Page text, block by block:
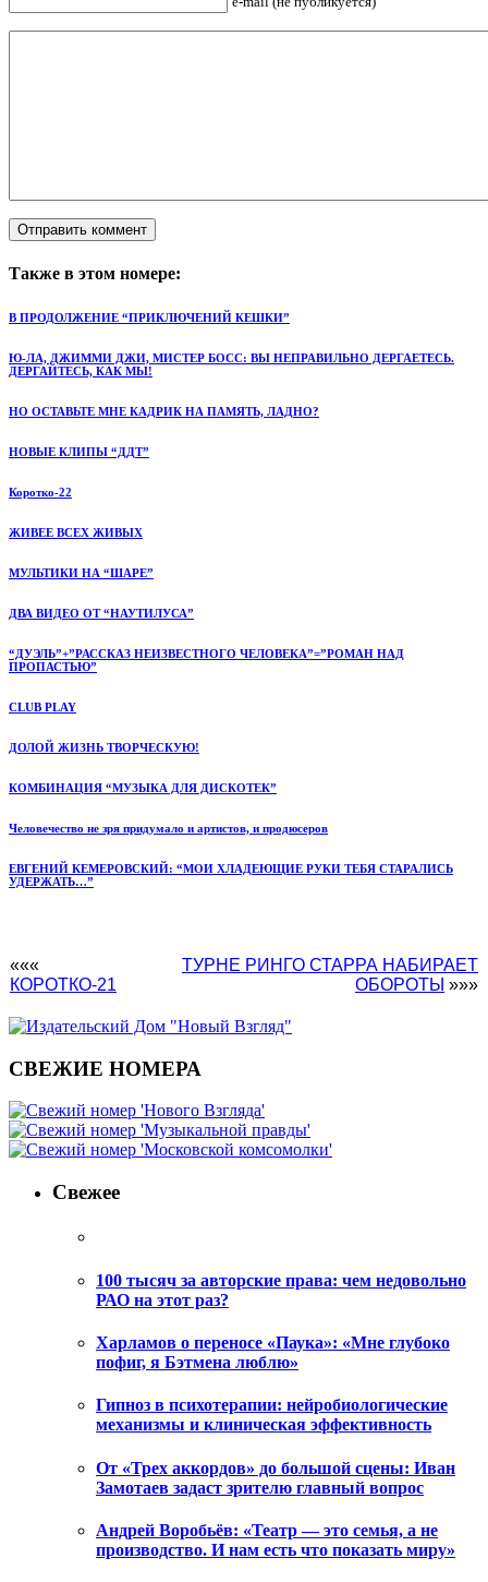
Также в этом номере:
В ПРОДОЛЖЕНИЕ “ПРИКЛЮЧЕНИЙ КЕШКИ”
Ю-ЛА, ДЖИММИ ДЖИ, МИСТЕР БОСС: ВЫ НЕПРАВИЛЬНО ДЕРГАЕТЕСЬ.
ДЕРГАЙТЕСЬ, КАК МЫ!
НО ОСТАВЬТЕ МНЕ КАДРИК НА ПАМЯТЬ, ЛАДНО?
НОВЫЕ КЛИПЫ “ДДТ”
Коротко-22
ЖИВЕЕ ВСЕХ ЖИВЫХ
МУЛЬТИКИ НА “ШАРЕ”
ДВА ВИДЕО ОТ “НАУТИЛУСА”
“ДУЭЛЬ”+”РАССКАЗ НЕИЗВЕСТНОГО ЧЕЛОВЕКА”=”РОМАН НАД
ПРОПАСТЬЮ”
CLUB PLAY
ДОЛОЙ ЖИЗНЬ ТВОРЧЕСКУЮ!
КОМБИНАЦИЯ “МУЗЫКА ДЛЯ ДИСКОТЕК”
Человечество не зря придумало и артистов, и продюсеров
ЕВГЕНИЙ КЕМЕРОВСКИЙ: “МОИ ХЛАДЕЮЩИЕ РУКИ ТЕБЯ СТАРАЛИСЬ
УДЕРЖАТЬ…”
«««
КОРОТКО-21
ТУРНЕ РИНГО СТАРРА НАБИРАЕТ
ОБОРОТЫ »»»
СВЕЖИЕ НОМЕРА
Свежее
100 тысяч за авторские права: чем недовольно
РАО на этот раз?
Харламов о переносе «Паука»: «Мне глубоко
пофиг, я Бэтмена люблю»
Гипноз в психотерапии: нейробиологические
механизмы и клиническая эффективность
От «Трех аккордов» до большой сцены: Иван
Замотаев задаст зрителю главный вопрос
Андрей Воробьёв: «Театр — это семья, а не
производство. И нам есть что показать миру»